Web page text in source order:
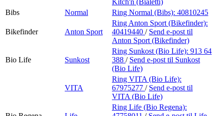
Bibs
Normal Ring Normal (Bibs): 40810245
Bikefinder Anton Sport
Ring Anton Sport (Bikefinder):
40419440 / Send e-post til
Anton Sport (Bikefinder)
Bio Life Sunkost
Ring Sunkost (Bio Life): 913 64
388 / Send e-post til Sunkost
(Bio Life)
VITA
Ring VITA (Bio Life):
67975277 / Send e-post til
VITA (Bio Life)
Ring Life (Bio Regena):